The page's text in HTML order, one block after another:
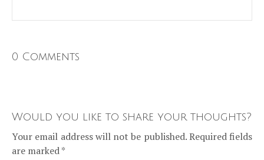
0 Comments
Would you like to share your thoughts?
Your email address will not be published. Required fields
are marked *